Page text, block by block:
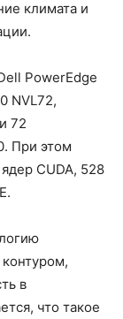
климата и
PowerEdge
NVL72,
72
При этом
CUDA, 528
в
что такое